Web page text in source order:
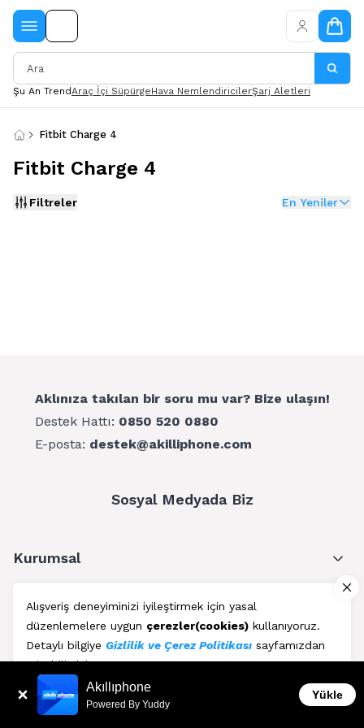
Alışveriş deneyiminizi iyileştirmek için yasal
düzenlemelere uygun çerezler(cookies) kullanıyoruz.
Detaylı bilgiye Gizlilik ve Çerez Politikası sayfamızdan
erişebilirsiniz.
Kabul Et
Şu An TrendAraç İçi SüpürgeHava NemlendiricilerŞarj Aletleri
Fitbit Charge 4
Fitbit Charge 4
Filtreler En Yeniler
Aklınıza takılan bir soru mu var? Bize ulaşın!
Destek Hattı: 0850 520 0880
E-posta: destek@akilliphone.com
Sosyal Medyada Biz
Kurumsal
Müşteri Hizmetleri
Üyelik
Blog Akıllıphone
Powered By Yuddy
Yükle